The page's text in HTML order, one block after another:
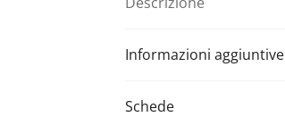
Informazioni aggiuntive
Schede